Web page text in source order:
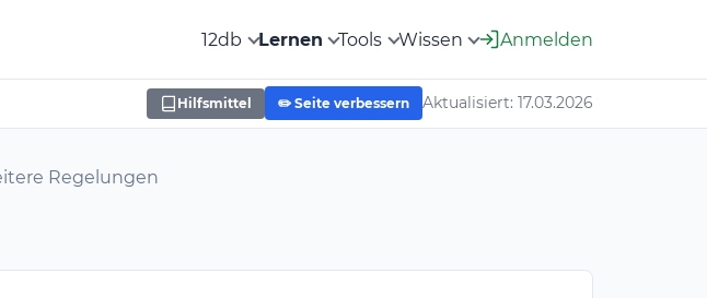
12db Lernen Tools Wissen Anmelden
Hilfsmittel ✏️ Seite verbessern Aktualisiert: 17.03.2026
Regelungen